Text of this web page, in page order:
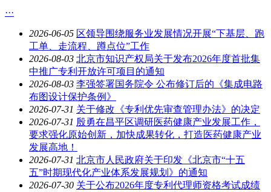
···
2026-06-05 区领导围绕服务业发展情况开展“下基层、跑
工单、走流程、蹲点位”工作
2026-08-03 北京市知识产权局关于发布2026年度首批集
中推广专利开放许可项目的通知
2026-08-03 李强签署国务院令 公布修订后的《集成电路
布图设计保护条例》
2026-07-31 关于修改《专利优先审查管理办法》的决定
2026-07-31 殷勇在昌平区调研医药健康产业发展工作，
要求强化原始创新，加快成果转化，打造医药健康产业
发展高地！
2026-07-31 北京市人民政府关于印发《北京市“十五
五”时期现代化产业体系发展规划》的通知
2026-07-30 关于公布2026年度专利代理师资格考试成绩